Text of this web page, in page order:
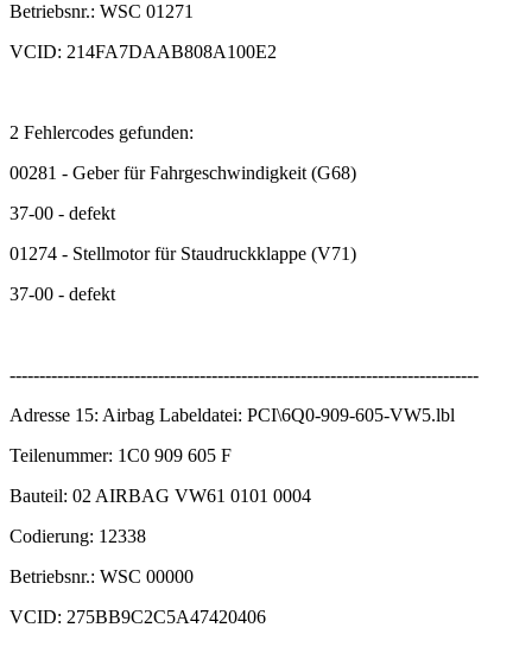
Betriebsnr.: WSC 01271
VCID: 214FA7DAAB808A100E2
2 Fehlercodes gefunden:
00281 - Geber für Fahrgeschwindigkeit (G68)
37-00 - defekt
01274 - Stellmotor für Staudruckklappe (V71)
37-00 - defekt
-------------------------------------------------------------------------------
Adresse 15: Airbag Labeldatei: PCI\6Q0-909-605-VW5.lbl
Teilenummer: 1C0 909 605 F
Bauteil: 02 AIRBAG VW61 0101 0004
Codierung: 12338
Betriebsnr.: WSC 00000
VCID: 275BB9C2C5A47420406